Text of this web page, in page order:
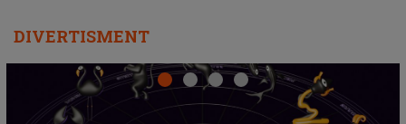
DIVERTISMENT